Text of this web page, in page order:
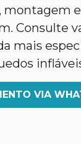
montagem e
Consulte
mais
VIA